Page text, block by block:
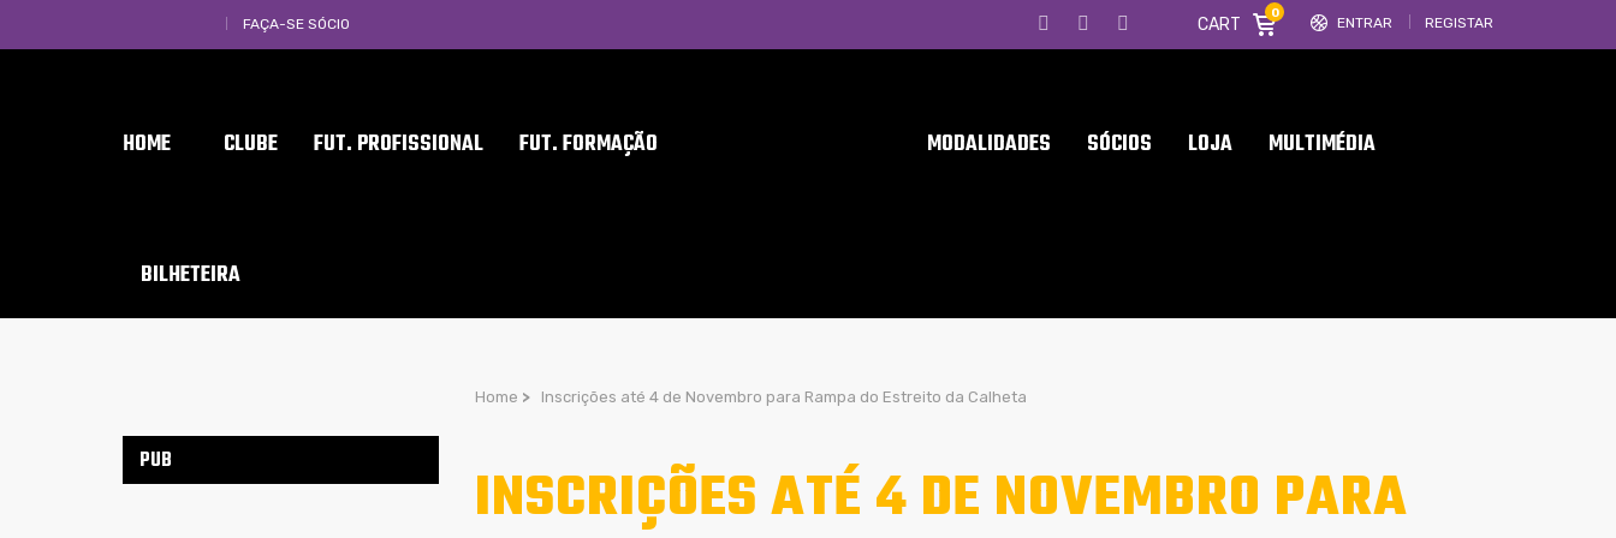
FAÇA-SE SÓCIO ENTRAR REGISTAR
CART
0
HOME CLUBE FUT. PROFISSIONAL FUT. FORMAÇÃO MODALIDADES SÓCIOS LOJA MULTIMÉDIA
BILHETEIRA
Home > Inscrições até 4 de Novembro para Rampa do Estreito da Calheta
INSCRIÇÕES ATÉ 4 DE NOVEMBRO PARA
PUB